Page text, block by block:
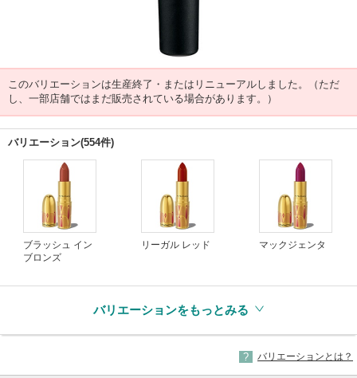
このバリエーションは生産終了・またはリニューアルしました。（ただ
し、一部店舗ではまだ販売されている場合があります。）
バリエーション(554件)
ブラッシュ イン
ブロンズ
リーガル レッド マックジェンタ
バリエーションをもっとみる
バリエーションとは？